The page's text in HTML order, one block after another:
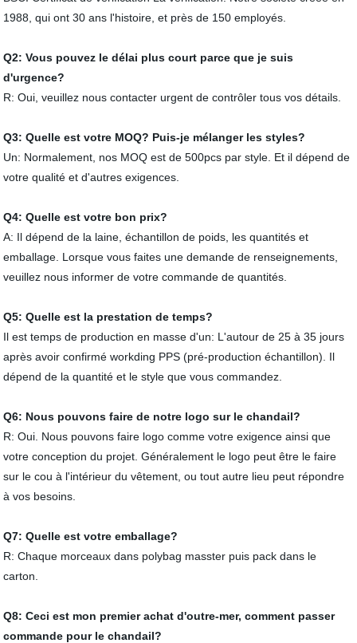
1988, qui ont 30 ans l'histoire, et près de 150 employés.
Q2: Vous pouvez le délai plus court parce que je suis
d'urgence?
R: Oui, veuillez nous contacter urgent de contrôler tous vos détails.
Q3: Quelle est votre MOQ? Puis-je mélanger les styles?
Un: Normalement, nos MOQ est de 500pcs par style. Et il dépend de
votre qualité et d'autres exigences.
Q4: Quelle est votre bon prix?
A: Il dépend de la laine, échantillon de poids, les quantités et
emballage. Lorsque vous faites une demande de renseignements,
veuillez nous informer de votre commande de quantités.
Q5: Quelle est la prestation de temps?
Il est temps de production en masse d'un: L'autour de 25 à 35 jours
après avoir confirmé workding PPS (pré-production échantillon). Il
dépend de la quantité et le style que vous commandez.
Q6: Nous pouvons faire de notre logo sur le chandail?
R: Oui. Nous pouvons faire logo comme votre exigence ainsi que
votre conception du projet. Généralement le logo peut être le faire
sur le cou à l'intérieur du vêtement, ou tout autre lieu peut répondre
à vos besoins.
Q7: Quelle est votre emballage?
R: Chaque morceaux dans polybag masster puis pack dans le
carton.
Q8: Ceci est mon premier achat d'outre-mer, comment passer
commande pour le chandail?